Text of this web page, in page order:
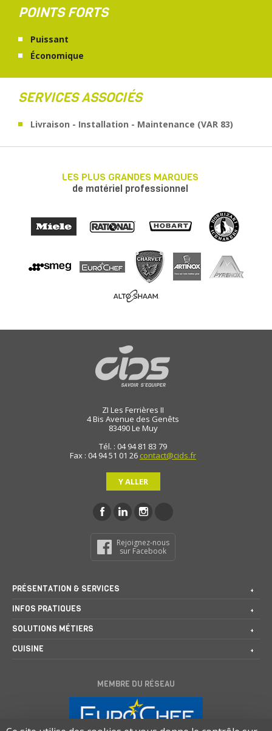
POINTS FORTS
Puissant
Économique
SERVICES ASSOCIÉS
Livraison - Installation - Maintenance (VAR 83)
LES PLUS GRANDES MARQUES
de matériel professionnel
ZI Les Ferrières II
4 Bis Avenue des Genêts
83490Le Muy
Tél. : 04 94 81 83 79
Fax : 04 94 51 01 26 contact@cids.fr
Y ALLER
Rejoignez-nous
sur Facebook
PRÉSENTATION & SERVICES
INFOS PRATIQUES
SOLUTIONS MÉTIERS
CUISINE
MEMBRE DU RÉSEAU